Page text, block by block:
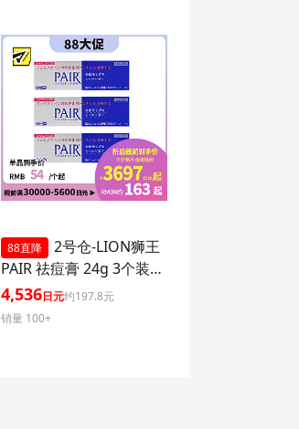
88直降
2号仓-LION狮王
PAIR 祛痘膏 24g 3个装
去粉刺暗疮 去痘印修复痘
坑 舒缓炎症红肿【第2类
4,536日元约197.8元
销量 100+